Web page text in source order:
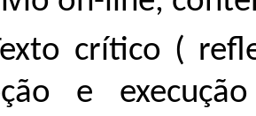
crítico (
e